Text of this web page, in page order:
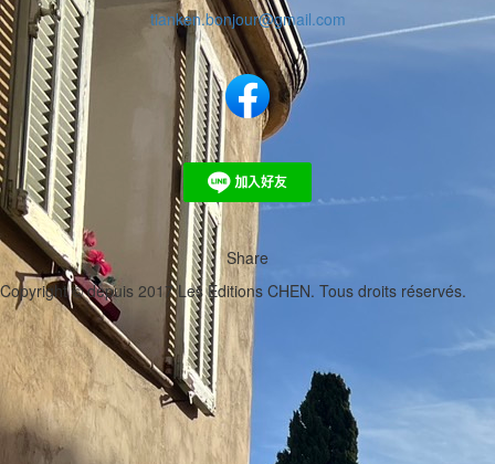
tianken.bonjour@gmail.com
Share
Copyright © depuis 2017 Les Editions CHEN. Tous droits réservés.